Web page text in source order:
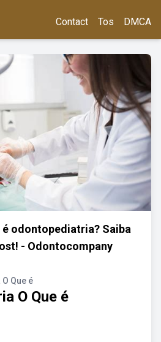
Contact Tos DMCA
é odontopediatria? Saiba
- Odontocompany
Que é
O Que é